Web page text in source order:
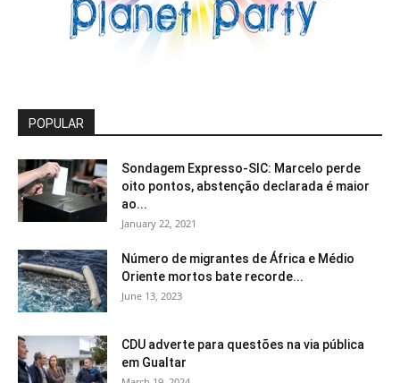
POPULAR
Sondagem Expresso-SIC: Marcelo perde
oito pontos, abstenção declarada é maior
ao...
January 22, 2021
Número de migrantes de África e Médio
Oriente mortos bate recorde...
June 13, 2023
CDU adverte para questões na via pública
em Gualtar